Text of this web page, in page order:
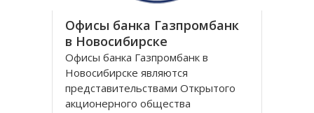
Офисы банка Газпромбанк
в Новосибирске
Офисы банка Газпромбанк в
Новосибирске являются
представительствами Открытого
акционерного общества